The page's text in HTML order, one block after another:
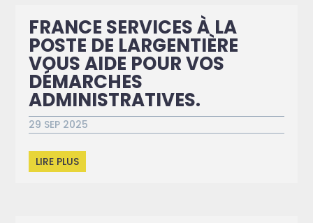
FRANCE SERVICES À LA
POSTE DE LARGENTIÈRE
VOUS AIDE POUR VOS
DÉMARCHES
ADMINISTRATIVES.
29 SEP 2025
LIRE PLUS